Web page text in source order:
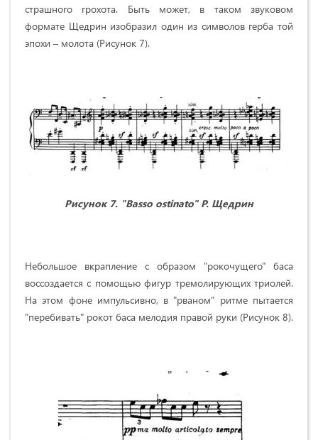
страшного грохота. Быть может, в таком звуковом
формате Щедрин изобразил один из символов герба той
эпохи – молота (Рисунок 7).
Рисунок 7. "Basso ostinato" Р. Щедрин
Небольшое вкрапление с образом "рокочущего" баса
воссоздается с помощью фигур тремолирующих триолей.
На этом фоне импульсивно, в "рваном" ритме пытается
"перебивать" рокот баса мелодия правой руки (Рисунок 8).